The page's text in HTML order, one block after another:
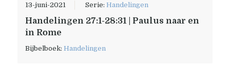
13-juni-2021 Serie:Handelingen
Handelingen 27:1-28:31 | Paulus naar en
in Rome
Bijbelboek:Handelingen